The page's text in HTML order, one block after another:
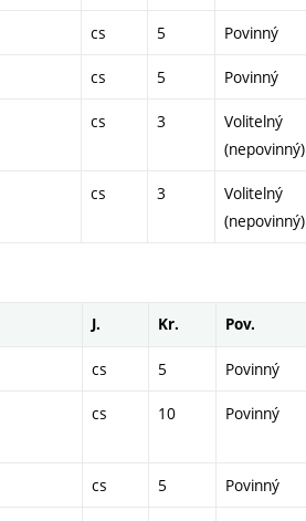
cs 5 Povinný
cs 5 Povinný
cs 3
Volitelný
(nepovinný)
cs 3
Volitelný
(nepovinný)
J. Kr. Pov.
cs 5 Povinný
cs 10 Povinný
cs 5 Povinný